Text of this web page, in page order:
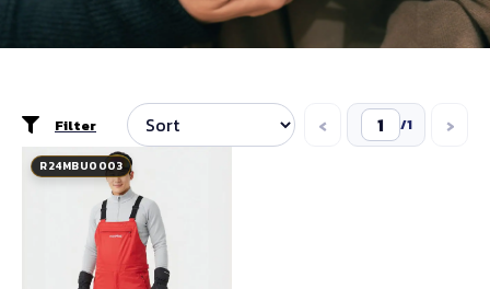
Filter ‹ /1 ›
R24MBU0003